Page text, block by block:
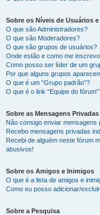
Sobre os Níveis de Usuários
O que são Administradores?
O que são Moderadores?
O que são grupos de usuários?
Onde estão e como me
Como posso ser líder de um
Por que alguns grupos
O que é um “Grupo padrão”?
O que é o link “Equipe do
Sobre as Mensagens Privadas
Não consigo enviar mensagens
Recebo mensagens privadas
Recebi de alguém neste fórum
abusivos!
Sobre os Amigos e Inimigos
O que é a lista de amigos e
Como eu posso adicionar/
Sobre a Pesquisa